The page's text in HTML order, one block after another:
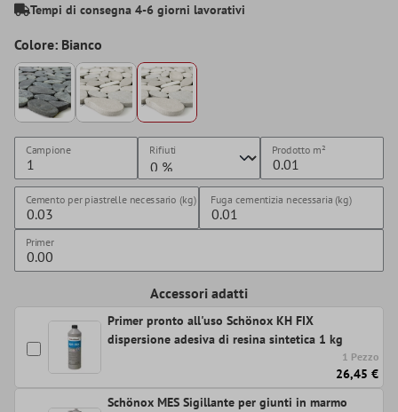
Tempi di consegna 4-6 giorni lavorativi
Colore: Bianco
Campione Rifiuti Prodotto m²
Cemento per piastrelle necessario (kg) Fuga cementizia necessaria (kg)
Primer
Accessori adatti
Primer pronto all'uso Schönox KH FIX
dispersione adesiva di resina sintetica 1 kg
1 Pezzo
26,45 €
Schönox MES Sigillante per giunti in marmo